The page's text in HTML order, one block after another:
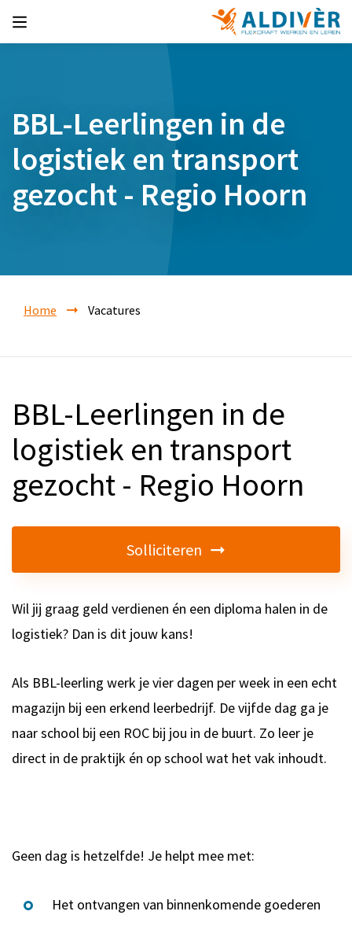
BBL-Leerlingen in de
logistiek en transport
gezocht - Regio Hoorn
Home Vacatures
BBL-Leerlingen in de
logistiek en transport
gezocht - Regio Hoorn
Solliciteren
Wil jij graag geld verdienen én een diploma halen in de
logistiek? Dan is dit jouw kans!
Als BBL-leerling werk je vier dagen per week in een echt
magazijn bij een erkend leerbedrijf. De vijfde dag ga je
naar school bij een ROC bij jou in de buurt. Zo leer je
direct in de praktijk én op school wat het vak inhoudt.
Geen dag is hetzelfde! Je helpt mee met:
Het ontvangen van binnenkomende goederen